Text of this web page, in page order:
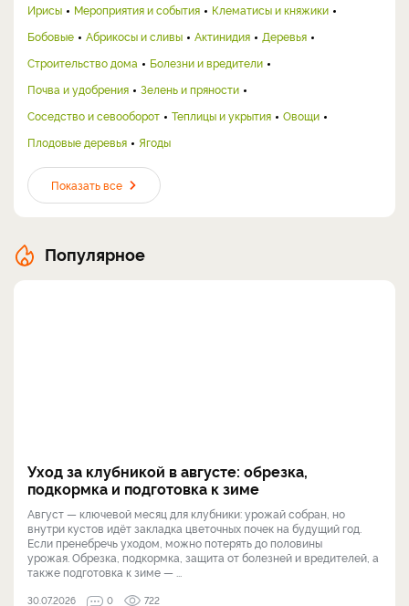
Ирисы
Мероприятия и события
Клематисы и княжики
Бобовые
Абрикосы и сливы Актинидия
Деревья
Строительство дома
Болезни и вредители
Почва и удобрения
Зелень и пряности
Соседство и севооборот
Теплицы и укрытия
Овощи
Плодовые деревья
Ягоды
Показать все
Популярное
Уход за клубникой в августе: обрезка,
подкормка и подготовка к зиме
Август — ключевой месяц для клубники: урожай собран, но
внутри кустов идёт закладка цветочных почек на будущий год.
Если пренебречь уходом, можно потерять до половины
урожая. Обрезка, подкормка, защита от болезней и вредителей, а
также подготовка к зиме — ...
30.07.2026 0 722